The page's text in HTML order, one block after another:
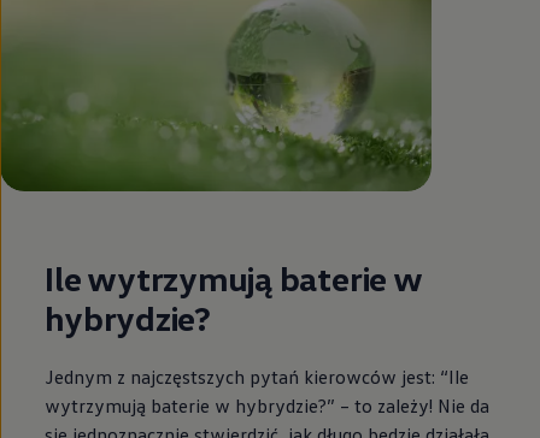
Ile wytrzymują baterie w
hybrydzie?
Jednym z najczęstszych pytań kierowców jest: “Ile
wytrzymują baterie w hybrydzie?” – to zależy! Nie da